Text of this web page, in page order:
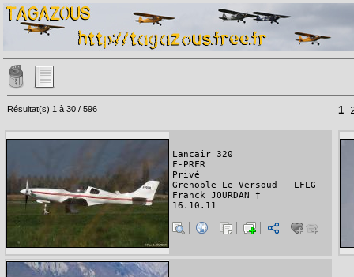
Résultat(s) 1 à 30 / 596 1
Lancair 320
F-PRFR
Privé
Grenoble Le Versoud - LFLG
Franck JOURDAN †
16.10.11